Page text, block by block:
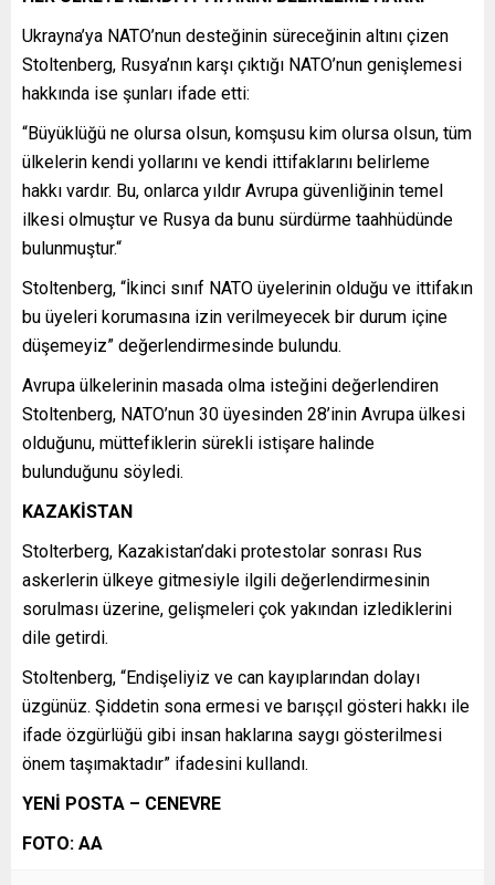
Ukrayna’ya NATO’nun desteğinin süreceğinin altını çizen
Stoltenberg, Rusya’nın karşı çıktığı NATO’nun genişlemesi
hakkında ise şunları ifade etti:
“Büyüklüğü ne olursa olsun, komşusu kim olursa olsun, tüm
ülkelerin kendi yollarını ve kendi ittifaklarını belirleme
hakkı vardır. Bu, onlarca yıldır Avrupa güvenliğinin temel
ilkesi olmuştur ve Rusya da bunu sürdürme taahhüdünde
bulunmuştur.“
Stoltenberg, “İkinci sınıf NATO üyelerinin olduğu ve ittifakın
bu üyeleri korumasına izin verilmeyecek bir durum içine
düşemeyiz” değerlendirmesinde bulundu.
Avrupa ülkelerinin masada olma isteğini değerlendiren
Stoltenberg, NATO’nun 30 üyesinden 28’inin Avrupa ülkesi
olduğunu, müttefiklerin sürekli istişare halinde
bulunduğunu söyledi.
KAZAKİSTAN
Stolterberg, Kazakistan’daki protestolar sonrası Rus
askerlerin ülkeye gitmesiyle ilgili değerlendirmesinin
sorulması üzerine, gelişmeleri çok yakından izlediklerini
dile getirdi.
Stoltenberg, “Endişeliyiz ve can kayıplarından dolayı
üzgünüz. Şiddetin sona ermesi ve barışçıl gösteri hakkı ile
ifade özgürlüğü gibi insan haklarına saygı gösterilmesi
önem taşımaktadır” ifadesini kullandı.
YENİ POSTA – CENEVRE
FOTO: AA